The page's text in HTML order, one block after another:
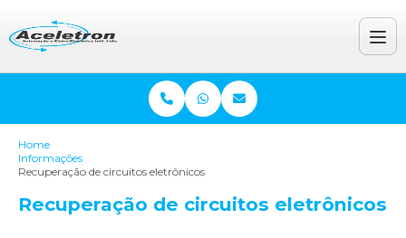
Home
Informações
Recuperação de circuitos eletrônicos
Recuperação de circuitos eletrônicos